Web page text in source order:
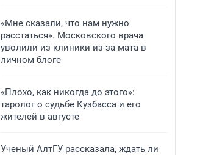
«Мне сказали, что нам нужно
расстаться». Московского врача
уволили из клиники из-за мата в
личном блоге
«Плохо, как никогда до этого»:
таролог о судьбе Кузбасса и его
жителей в августе
Ученый АлтГУ рассказала, ждать ли